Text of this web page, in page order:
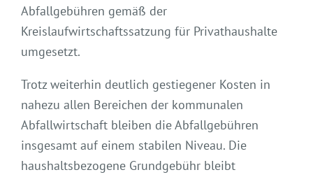
Abfallgebühren gemäß der
Kreislaufwirtschaftssatzung für Privathaushalte
umgesetzt.
Trotz weiterhin deutlich gestiegener Kosten in
nahezu allen Bereichen der kommunalen
Abfallwirtschaft bleiben die Abfallgebühren
insgesamt auf einem stabilen Niveau. Die
haushaltsbezogene Grundgebühr bleibt